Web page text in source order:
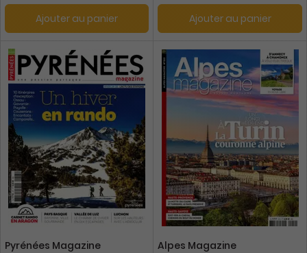
Ajouter au panier Ajouter au panier
Pyrénées Magazine Alpes Magazine